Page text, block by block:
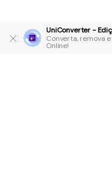
UniConverter -
Converta, remova
Online!